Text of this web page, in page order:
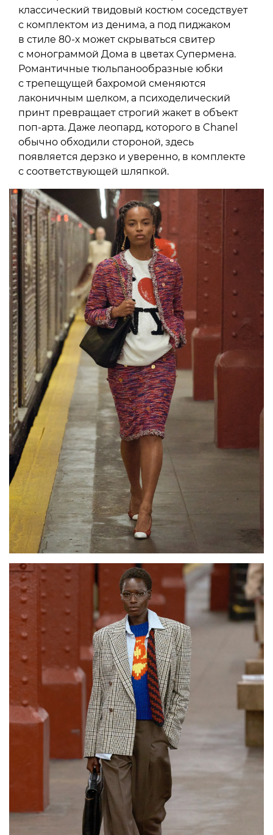
классический твидовый костюм соседствует
с комплектом из денима, а под пиджаком
в стиле 80-х может скрываться свитер
с монограммой Дома в цветах Супермена.
Романтичные тюльпанообразные юбки
с трепещущей бахромой сменяются
лаконичным шелком, а психоделический
принт превращает строгий жакет в объект
поп-арта. Даже леопард, которого в Chanel
обычно обходили стороной, здесь
появляется дерзко и уверенно, в комплекте
с соответствующей шляпкой.